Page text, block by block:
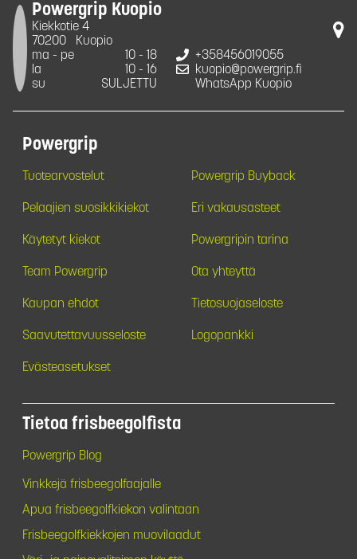
Powergrip Kuopio
Kiekkotie 4
70200
Kuopio
ma - pe
10 - 18
la
10 - 16
su
SULJETTU
+358456019055
kuopio@powergrip.fi
WhatsApp Kuopio
Powergrip
Tuotearvostelut Powergrip Buyback
Pelaajien suosikkikiekot Eri vakausasteet
Käytetyt kiekot Powergripin tarina
Team Powergrip Ota yhteyttä
Kaupan ehdot Tietosuojaseloste
Saavutettavuusseloste Logopankki
Evästeasetukset
Tietoa frisbeegolfista
Powergrip Blog
Vinkkejä frisbeegolfaajalle
Apua frisbeegolfkiekon valintaan
Frisbeegolfkiekkojen muovilaadut